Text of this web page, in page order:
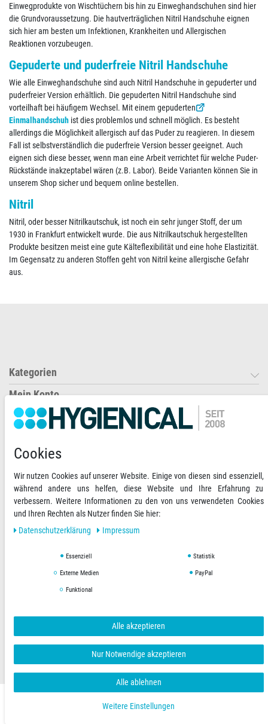
Einwegprodukte von Wischtüchern bis hin zu Einweghandschuhen sind hier
die Grundvoraussetzung. Die hautverträglichen Nitril Handschuhe eignen
sich hier am besten um Infektionen, Krankheiten und Allergischen
Reaktionen vorzubeugen.
Gepuderte und puderfreie Nitril Handschuhe
Wie alle Einweghandschuhe sind auch Nitril Handschuhe in gepuderter und
puderfreier Version erhältlich. Die gepuderten Nitril Handschuhe sind
vorteilhaft bei häufigem Wechsel. Mit einem gepuderten
Einmalhandschuh ist dies problemlos und schnell möglich. Es besteht
allerdings die Möglichkeit allergisch auf das Puder zu reagieren. In diesem
Fall ist selbstverständlich die puderfreie Version besser geeignet. Auch
eignen sich diese besser, wenn man eine Arbeit verrichtet für welche Puder-
Rückstände inakzeptabel wären (z.B. Labor). Beide Varianten können Sie in
unserem Shop sicher und bequem online bestellen.
Nitril
Nitril, oder besser Nitrilkautschuk, ist noch ein sehr junger Stoff, der um
1930 in Frankfurt entwickelt wurde. Die aus Nitrilkautschuk hergestellten
Produkte besitzen meist eine gute Kälteflexibilität und eine hohe Elastizität.
Im Gegensatz zu anderen Stoffen geht von Nitril keine allergische Gefahr
aus.
Kategorien
Mein Konto
Informationen
Ihre Zahlungsmöglichkeiten
VORKASSE
RECHNUNG
Datenschutzerklärung
Copyright © 2019 Hygienical. Alle Rechte vorbehalten.
Cookies
Wir nutzen Cookies auf unserer Website. Einige von diesen sind essenziell,
während andere uns helfen, diese Website und Ihre Erfahrung zu
verbessern. Weitere Informationen zu den von uns verwendeten Cookies
und Ihren Rechten als Nutzer finden Sie hier:
Daten­schutz­erklärung
Impressum
Essenziell Statistik
Externe Medien PayPal
Funktional
Alle akzeptieren
Nur Notwendige akzeptieren
Alle ablehnen
Weitere Einstellungen